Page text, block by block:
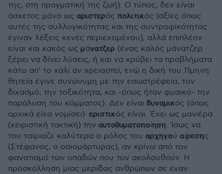
της, στη πραγματική της ζωή). Ο τύπος, δεν είναι
άσχετος μόνο ως 𝝰𝞀𝝸𝞂𝞃𝝴𝞀ός 𝝿𝝾𝝺𝝸𝞃𝝸𝝹ός (αξίες όπως
αυτές της συλλογικότητας και της συντροφικότητας
έγιναν λέξεις κενές περιεχομένου), αλλά επιπλέον
είναι και κακός ως 𝝻ά𝝼𝝰𝞃𝝵𝝴𝞀 (ένας καλός μάνατζερ
ξέρει να δίνει λύσεις, ή και να κρύβει τα προβλήματα
κάτω απ' το χαλί αν χρειαστεί, ενώ η δική του 11μηνη
θητεία έγινε συνώνυμη με την εσωστρέφεια, τον
διχασμό, την τοξικότητα, και -όπως ήταν φυσικό- την
παράλυση του κόμματος). Δεν είναι 𝝳𝞄𝝼𝝰𝝻𝝸𝝹ός (όπως
αρχικά είχα νομίσει)· 𝝴𝞀𝝸𝞂𝞃𝝸𝝹ός είναι. Έχει ως μανιέρα
(χειριστική τακτική) την 𝝰𝞄𝞃𝝾𝝷𝞄𝝻𝝰𝞃𝝾𝝿𝝾ί𝝶𝞂𝝶. Ίσως να
του ταίριαζε καλύτερα ο ρόλος του 𝝰𝞀𝞆𝝶𝝲𝝾ύ 𝝰ί𝞀𝝴𝞂𝝶ς
(Στέφανος, ο οσιομάρτυρας), αν κρίνω από τον
φανατισμό των οπαδών που τον ακολουθούν. Η
προσκόλληση μιας μερίδας ανθρώπων σε έναν